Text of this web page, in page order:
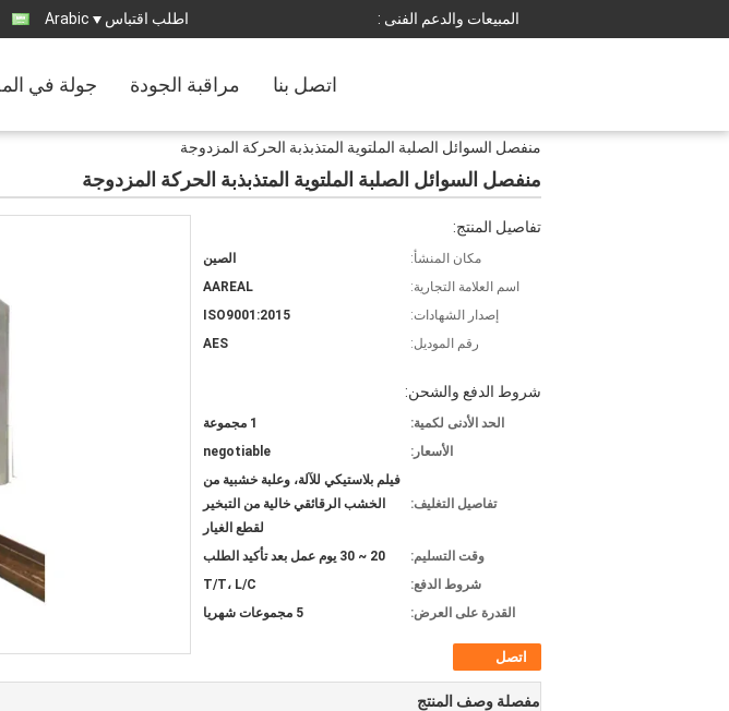
المبيعات والدعم الفنى : اطلب اقتباس Arabic
جولة في مراقبة الجودة اتصل بنا
منفصل السوائل الصلبة الملتوية المتذبذبة الحركة المزدوجة
منفصل السوائل الصلبة الملتوية المتذبذبة الحركة المزدوجة
تفاصيل المنتج:
مكان المنشأ:
الصين
اسم العلامة التجارية:
AAREAL
إصدار الشهادات:
ISO9001:2015
رقم الموديل:
AES
شروط الدفع والشحن:
الحد الأدنى لكمية:
1 مجموعة
الأسعار:
negotiable
تفاصيل التغليف:
فيلم بلاستيكي للآلة، وعلبة خشبية من
الخشب الرقائقي خالية من التبخير
لقطع الغيار
وقت التسليم:
20 ~ 30 يوم عمل بعد تأكيد الطلب
شروط الدفع:
T/T، L/C
القدرة على العرض:
5 مجموعات شهريا
اتصل
مفصلة وصف المنتج